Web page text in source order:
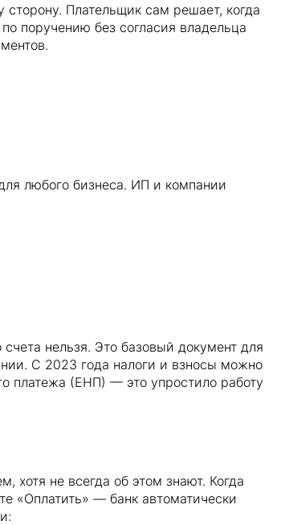
Плательщик сам решает, когда
поручению без согласия владельца
любого бизнеса. ИП и компании
нельзя. Это базовый документ для
С 2023 года налоги и взносы можно
платежа (ЕНП) — это упростило работу
хотя не всегда об этом знают. Когда
«Оплатить» — банк автоматически